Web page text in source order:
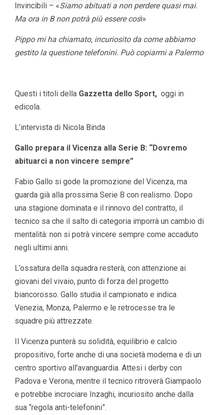
Invincibili – «Siamo abituati a non perdere quasi mai.
Ma ora in B non potrà più essere così»
Pippo mi ha chiamato, incuriosito da come abbiamo
gestito la questione telefonini. Può copiarmi a Palermo
Questi i titoli della Gazzetta dello Sport, oggi in
edicola.
L’intervista di Nicola Binda
Gallo prepara il Vicenza alla Serie B: “Dovremo
abituarci a non vincere sempre”
Fabio Gallo si gode la promozione del Vicenza, ma
guarda già alla prossima Serie B con realismo. Dopo
una stagione dominata e il rinnovo del contratto, il
tecnico sa che il salto di categoria imporrà un cambio di
mentalità: non si potrà vincere sempre come accaduto
negli ultimi anni.
L’ossatura della squadra resterà, con attenzione ai
giovani del vivaio, punto di forza del progetto
biancorosso. Gallo studia il campionato e indica
Venezia, Monza, Palermo e le retrocesse tra le
squadre più attrezzate.
Il Vicenza punterà su solidità, equilibrio e calcio
propositivo, forte anche di una società moderna e di un
centro sportivo all’avanguardia. Attesi i derby con
Padova e Verona, mentre il tecnico ritroverà Giampaolo
e potrebbe incrociare Inzaghi, incuriosito anche dalla
sua “regola anti-telefonini”.